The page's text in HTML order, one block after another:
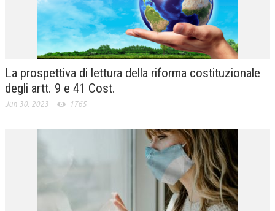
La prospettiva di lettura della riforma costituzionale
degli artt. 9 e 41 Cost.
Jun 30, 2023 1765